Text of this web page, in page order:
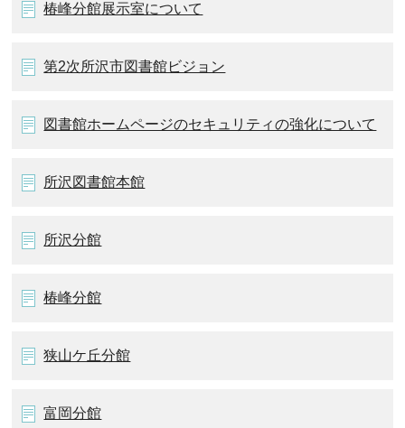
椿峰分館展示室について
第2次所沢市図書館ビジョン
図書館ホームページのセキュリティの強化について
所沢図書館本館
所沢分館
椿峰分館
狭山ケ丘分館
富岡分館